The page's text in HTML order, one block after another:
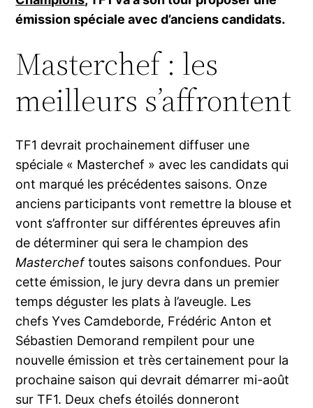
émission spéciale avec d’anciens candidats.
Masterchef : les
meilleurs s’affrontent
TF1 devrait prochainement diffuser une
spéciale « Masterchef » avec les candidats qui
ont marqué les précédentes saisons. Onze
anciens participants vont remettre la blouse et
vont s’affronter sur différentes épreuves afin
de déterminer qui sera le champion des
Mastercheftoutes saisons confondues. Pour
cette émission, le jury devra dans un premier
temps déguster les plats à l’aveugle. Les
chefs Yves Camdeborde, Frédéric Anton et
Sébastien Demorand rempilent pour une
nouvelle émission et très certainement pour la
prochaine saison qui devrait démarrer mi-août
sur TF1. Deux chefs étoilés donneront